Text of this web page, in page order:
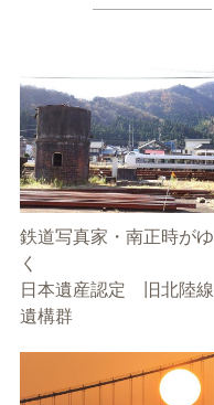
鉄道写真家・南正時がゆ
く
日本遺産認定 旧北陸線
遺構群